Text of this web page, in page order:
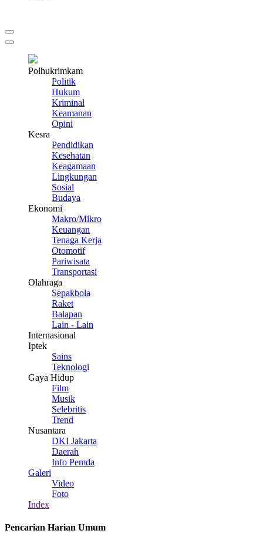
Polhukrimkam
Politik
Hukum
Kriminal
Keamanan
Opini
Kesra
Pendidikan
Kesehatan
Keagamaan
Lingkungan
Sosial
Budaya
Ekonomi
Makro/Mikro
Keuangan
Tenaga Kerja
Otomotif
Pariwisata
Transportasi
Olahraga
Sepakbola
Raket
Balapan
Lain - Lain
Internasional
Iptek
Sains
Teknologi
Gaya Hidup
Film
Musik
Selebritis
Trend
Nusantara
DKI Jakarta
Daerah
Info Pemda
Galeri
Video
Foto
Index
Pencarian Harian Umum